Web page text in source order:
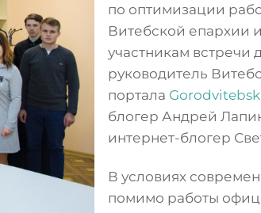
по оптимизации
Витебской епархии
участникам встречи
руководитель
портала
блогер Андрей
интернет-блогер
В условиях
помимо работы